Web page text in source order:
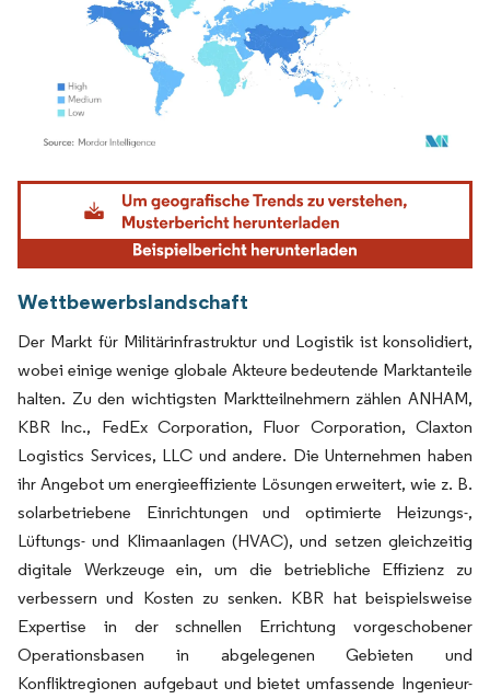
Bild © Mordor Intelligence. Wiederverwendung erfordert Namensnennung gemäß
Wettbewerbslandschaft
Der Markt für Militärinfrastruktur und Logistik ist konsolidiert,
wobei einige wenige globale Akteure bedeutende Marktanteile
halten. Zu den wichtigsten Marktteilnehmern zählen ANHAM,
KBR Inc., FedEx Corporation, Fluor Corporation, Claxton
Logistics Services, LLC und andere. Die Unternehmen haben
ihr Angebot um energieeffiziente Lösungen erweitert, wie z. B.
solarbetriebene Einrichtungen und optimierte Heizungs-,
Lüftungs- und Klimaanlagen (HVAC), und setzen gleichzeitig
digitale Werkzeuge ein, um die betriebliche Effizienz zu
verbessern und Kosten zu senken. KBR hat beispielsweise
Expertise in der schnellen Errichtung vorgeschobener
Operationsbasen in abgelegenen Gebieten und
Konfliktregionen aufgebaut und bietet umfassende Ingenieur-